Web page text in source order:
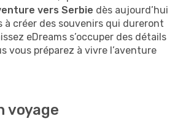
vers Serbie dès aujourd’hui
à créer des souvenirs qui dureront
eDreams s’occuper des détails
vous préparez à vivre l’aventure
voyage